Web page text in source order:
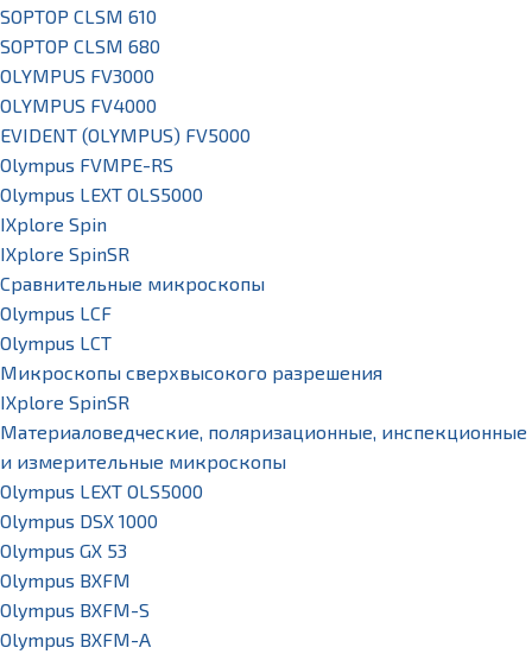
SOPTOP CLSM 610
SOPTOP CLSM 680
OLYMPUS FV3000
OLYMPUS FV4000
EVIDENT (OLYMPUS) FV5000
Olympus FVMPE-RS
Olympus LEXT OLS5000
IXplore Spin
IXplore SpinSR
Сравнительные микроскопы
Olympus LCF
Olympus LCT
Микроскопы сверхвысокого разрешения
IXplore SpinSR
Материаловедческие, поляризационные, инспекционные
и измерительные микроскопы
Olympus LEXT OLS5000
Olympus DSX 1000
Olympus GX 53
Olympus BXFM
Olympus BXFM-S
Olympus BXFM-A